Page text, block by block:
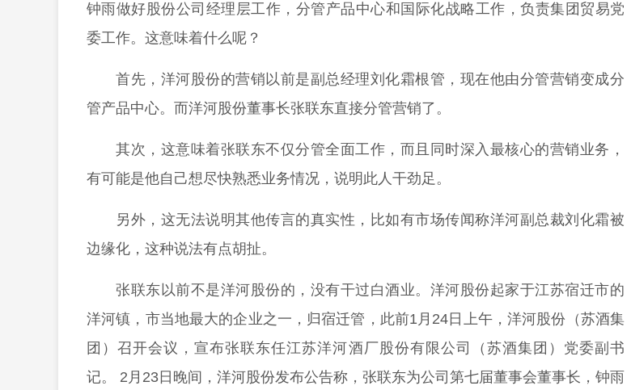
钟雨做好股份公司经理层工作，分管产品中心和国际化战略工作，负责集团贸易党
委工作。这意味着什么呢？
首先，洋河股份的营销以前是副总经理刘化霜根管，现在他由分管营销变成分
管产品中心。而洋河股份董事长张联东直接分管营销了。
其次，这意味着张联东不仅分管全面工作，而且同时深入最核心的营销业务，
有可能是他自己想尽快熟悉业务情况，说明此人干劲足。
另外，这无法说明其他传言的真实性，比如有市场传闻称洋河副总裁刘化霜被
边缘化，这种说法有点胡扯。
张联东以前不是洋河股份的，没有干过白酒业。洋河股份起家于江苏宿迁市的
洋河镇，市当地最大的企业之一，归宿迁管， 此前1月24日上午，洋河股份（苏酒集
团）召开会议，宣布张联东任江苏洋河酒厂股份有限公司（苏酒集团）党委副书
记。 2月23日晚间，洋河股份发布公告称，张联东为公司第七届董事会董事长，钟雨